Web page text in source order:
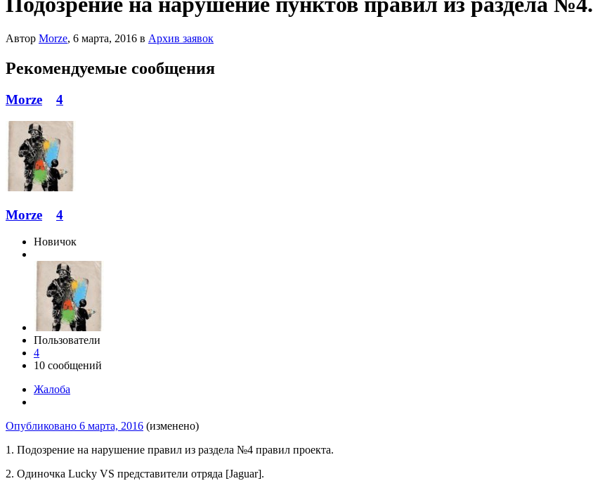
Автор Morze, 6 марта, 2016 в Архив заявок
Рекомендуемые сообщения
Morze 4
Morze 4
Новичок
Пользователи
4
10 сообщений
Жалоба
Опубликовано 6 марта, 2016 (изменено)
1. Подозрение на нарушение правил из раздела №4 правил проекта.
2. Одиночка Lucky VS представители отряда [Jaguar].